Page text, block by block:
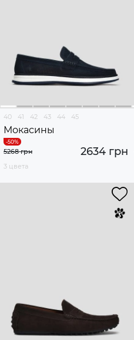
40 41 42 43 44 45
Мокасины
2634 грн
5268 грн
3 цвета